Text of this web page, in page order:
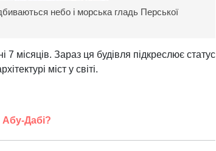
небо і морська гладь Перської
місяців. Зараз ця будівля підкреслює статус
міст у світі.
Дабі?